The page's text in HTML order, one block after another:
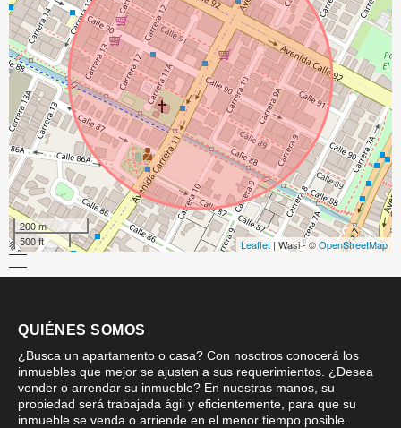
200 m
500 ft
Leaflet | Wasi - ©OpenStreetMap
QUIÉNES SOMOS
¿Busca un apartamento o casa? Con nosotros conocerá los
inmuebles que mejor se ajusten a sus requerimientos. ¿Desea
vender o arrendar su inmueble? En nuestras manos, su
propiedad será trabajada ágil y eficientemente, para que su
inmueble se venda o arriende en el menor tiempo posible.